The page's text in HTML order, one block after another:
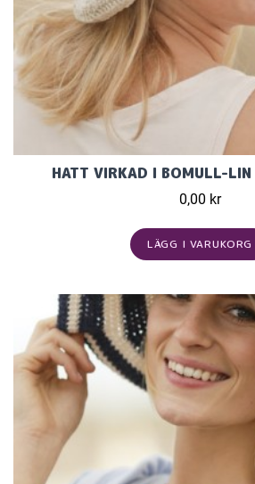
HATT VIRKAD I BOMULL-LIN
0,00 kr
LÄGG I VARUKORG